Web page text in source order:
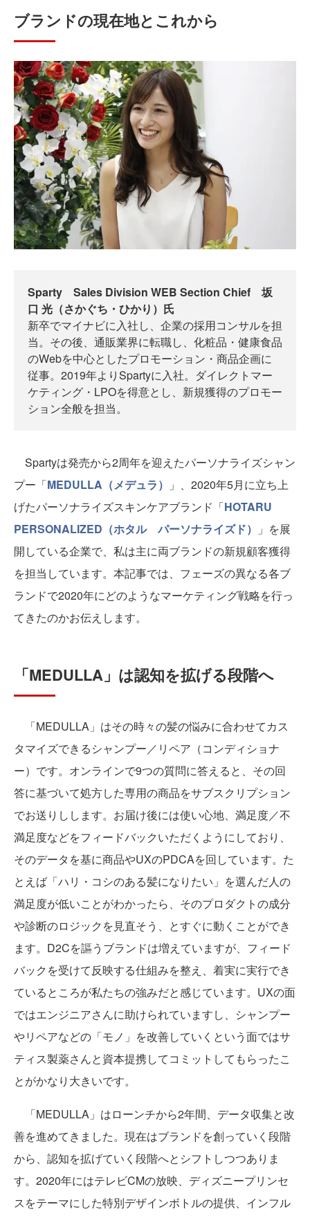
ブランドの現在地とこれから
Sparty Sales Division WEB Section Chief 坂
口 光（さかぐち・ひかり）氏
新卒でマイナビに入社し、企業の採用コンサルを担
当。その後、通販業界に転職し、化粧品・健康食品
のWebを中心としたプロモーション・商品企画に
従事。2019年よりSpartyに入社。ダイレクトマー
ケティング・LPOを得意とし、新規獲得のプロモー
ション全般を担当。
Spartyは発売から2周年を迎えたパーソナライズシャン
プー「MEDULLA（メデュラ）
」、2020年5月に立ち上
げたパーソナライズスキンケアブランド「HOTARU
PERSONALIZED（ホタル パーソナライズド）
」を展
開している企業で、私は主に両ブランドの新規顧客獲得
を担当しています。本記事では、フェーズの異なる各ブ
ランドで2020年にどのようなマーケティング戦略を行っ
てきたのかお伝えします。
「MEDULLA」は認知を拡げる段階へ
「MEDULLA」はその時々の髪の悩みに合わせてカス
タマイズできるシャンプー／リペア（コンディショナ
ー）です。オンラインで9つの質問に答えると、その回
答に基づいて処方した専用の商品をサブスクリプション
でお送りしします。お届け後には使い心地、満足度／不
満足度などをフィードバックいただくようにしており、
そのデータを基に商品やUXのPDCAを回しています。た
とえば「ハリ・コシのある髪になりたい」を選んだ人の
満足度が低いことがわかったら、そのプロダクトの成分
や診断のロジックを見直そう、とすぐに動くことができ
ます。D2Cを謳うブランドは増えていますが、フィード
バックを受けて反映する仕組みを整え、着実に実行でき
ているところが私たちの強みだと感じています。UXの面
ではエンジニアさんに助けられていますし、シャンプー
やリペアなどの「モノ」を改善していくという面ではサ
ティス製薬さんと資本提携してコミットしてもらったこ
とがかなり大きいです。
「MEDULLA」はローンチから2年間、データ収集と改
善を進めてきました。現在はブランドを創っていく段階
から、認知を拡げていく段階へとシフトしつつありま
す。2020年にはテレビCMの放映、ディズニープリンセ
スをテーマにした特別デザインボトルの提供、インフル